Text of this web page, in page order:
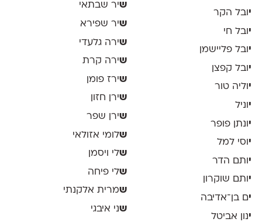
י ובל הקר
י ובל חי
יובל פליישמן
י ובל קפצן
יוליה טור
י וניל
י ונתן פופר
יוסי למל
י ותם הדר
יותם שוקרון
ים בן־אדיבה
ינון אביטל
שיר שבתאי
שיר שפירא
שירה גלעדי
שירה קרת
שירז פומן
שירן חזון
שירן שפר
שלומי אזולאי
שלי ויסמן
שלי פיחה
שמרית אלקנתי
שני איבגי